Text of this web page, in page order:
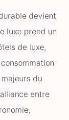
devient
luxe prend un
de luxe,
du
entre